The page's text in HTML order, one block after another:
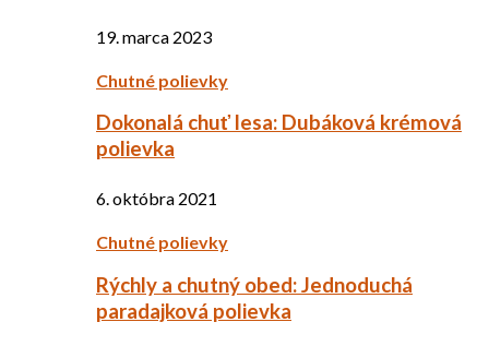
19. marca 2023
Chutné polievky
Dokonalá chuť lesa: Dubáková krémová
polievka
6. októbra 2021
Chutné polievky
Rýchly a chutný obed: Jednoduchá
paradajková polievka